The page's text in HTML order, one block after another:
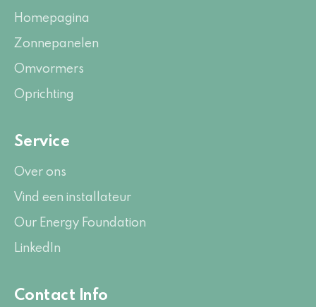
Homepagina
Zonnepanelen
Omvormers
Oprichting
Service
Over ons
Vind een installateur
Our Energy Foundation
LinkedIn
Contact Info